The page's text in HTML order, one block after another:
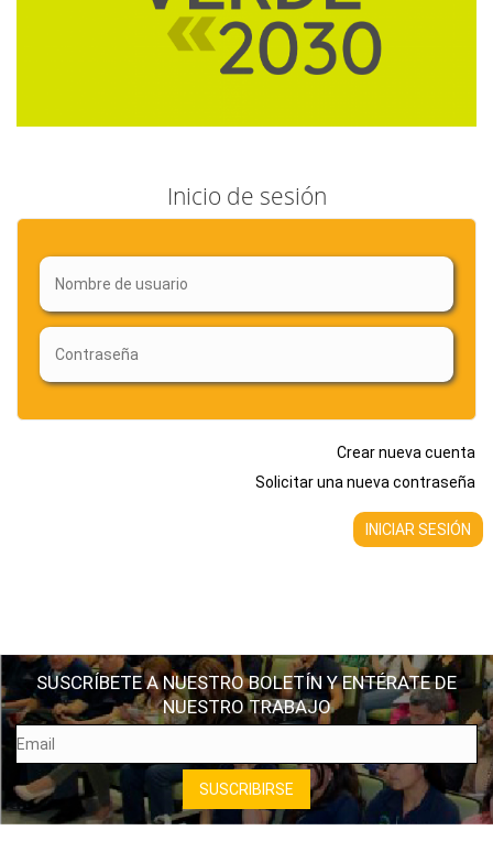
Inicio de sesión
Crear nueva cuenta
Solicitar una nueva contraseña
SUSCRÍBETE A NUESTRO BOLETÍN Y ENTÉRATE DE
NUESTRO TRABAJO